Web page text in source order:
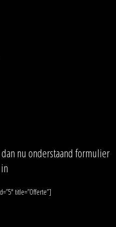
nu onderstaand formulier
in
title=”Offerte”]